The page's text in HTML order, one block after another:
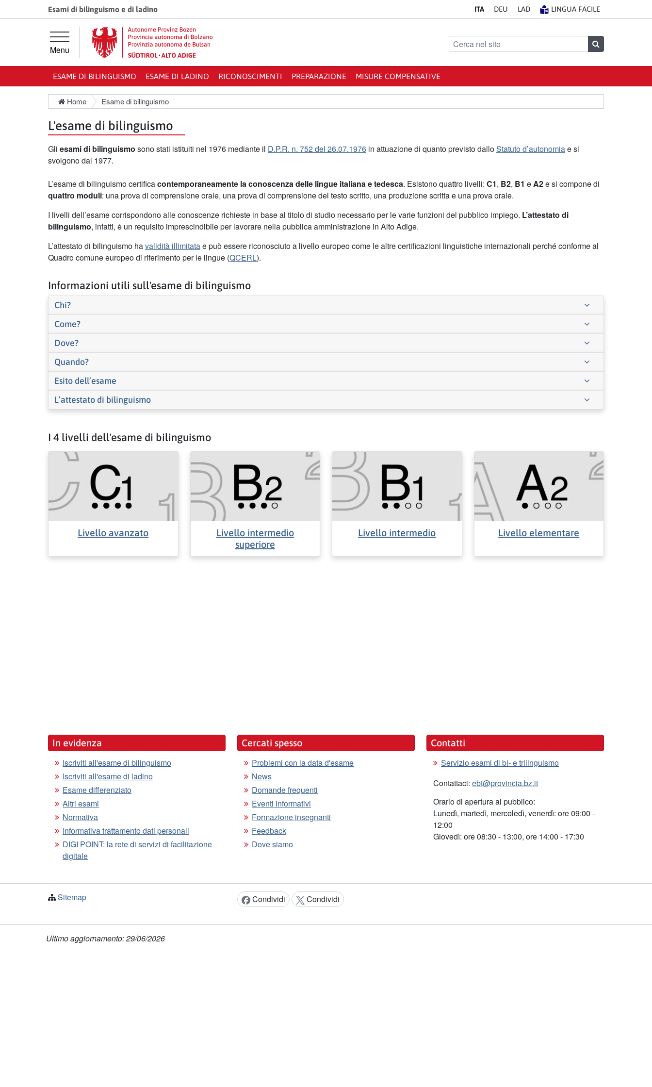
Vai direttamente alla navigazione principale
Vai al contenuto principaleEsami di bilinguismo e di ladino ITA DEU LAD LINGUA FACILE
Menu
Cerca nel sito
ESAME DI BILINGUISMO ESAME DI LADINO RICONOSCIMENTI PREPARAZIONE MISURE COMPENSATIVE
Home Esame di bilinguismo
L'esame di bilinguismo
Gli esami di bilinguismo sono stati istituiti nel 1976 mediante il D.P.R. n. 752 del 26.07.1976 in attuazione di quanto previsto dalloStatuto d’autonomiae si
svolgono dal 1977.
L’esame di bilinguismo certificacontemporaneamente la conoscenza delle lingue italiana e tedesca. Esistono quattro livelli: C1, B2, B1 eA2e si compone di
quattro moduli: una prova di comprensione orale, una prova di comprensione del testo scritto, una produzione scritta e una prova orale.
I livelli dell’esame corrispondono alle conoscenze richieste in base al titolo di studio necessario per le varie funzioni del pubblico impiego. L’attestato di
bilinguismo, infatti, è un requisito imprescindibile per lavorare nella pubblica amministrazione in Alto Adige.
L’attestato di bilinguismo havalidità illimitatae può essere riconosciuto a livello europeo come le altre certificazioni linguistiche internazionali perché conforme al
Quadro comune europeo di riferimento per le lingue (QCERL).
Informazioni utili sull'esame di bilinguismo
Chi?
Come?
Dove?
Quando?
Esito dell’esame
L’attestato di bilinguismo
I 4 livelli dell'esame di bilinguismo
Livello avanzato
Livello intermedio
superiore
Livello intermedio Livello elementare
In evidenza
Iscriviti all'esame di bilinguismo
Iscriviti all'esame di ladino
Esame differenziato
Altri esami
Normativa
Informativa trattamento dati personali
DIGI POINT: la rete di servizi di facilitazione
digitale
Cercati spesso
Problemi con la data d'esame
News
Domande frequenti
Eventi informativi
Formazione insegnanti
Feedback
Dove siamo
Contatti
Servizio esami di bi- e trilinguismo
Contattaci: ebt@provincia.bz.it
Orario di apertura al pubblico:
Lunedì, martedì, mercoledì, venerdì: ore 09:00 -
12:00
Giovedì: ore 08:30 - 13:00, ore 14:00 - 17:30
Sitemap
Condividi:
Condividi Condividi
Ultimo aggiornamento: 29/06/2026